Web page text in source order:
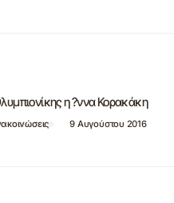
η ?ννα Κορακάκη
9 Αυγούστου 2016